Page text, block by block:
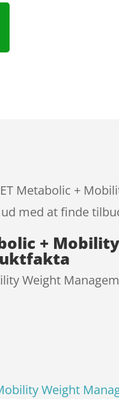
Metabolic +
med at finde
+
Weight
Weight